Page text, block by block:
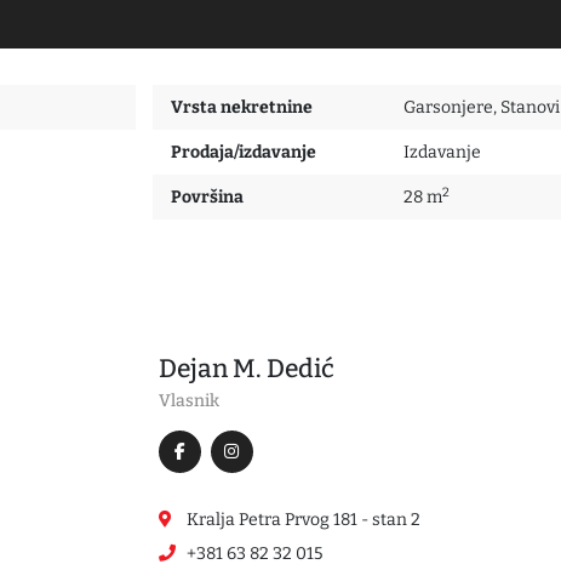
Vrsta nekretnine Garsonjere, Stanovi
Prodaja/izdavanje Izdavanje
Površina 28 m2
Dejan M. Dedić
Vlasnik
Kralja Petra Prvog 181 - stan 2
+381 63 82 32 015